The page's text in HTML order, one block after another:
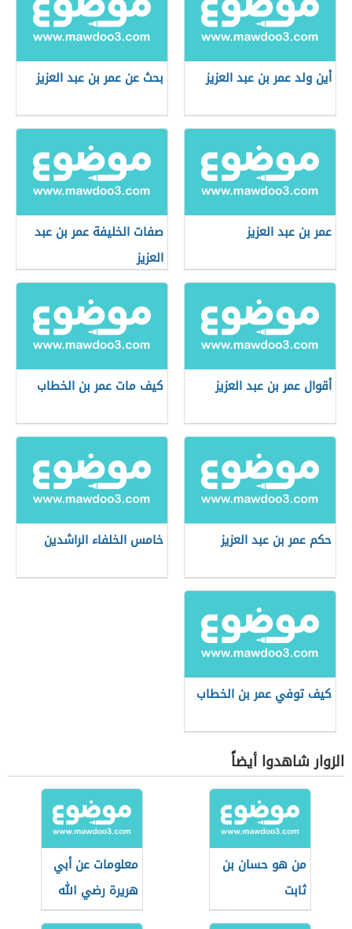
أين ولد عمر بن عبد العزيز بحث عن عمر بن عبد العزيز
عمر بن عبد العزيز
صفات الخليفة عمر بن عبد
العزيز
أقوال عمر بن عبد العزيز كيف مات عمر بن الخطاب
حكم عمر بن عبد العزيز خامس الخلفاء الراشدين
كيف توفي عمر بن الخطاب
الزوار شاهدوا أيضاً
من هو حسان بن
ثابت
معلومات عن أبي
هريرة رضي الله
عنه